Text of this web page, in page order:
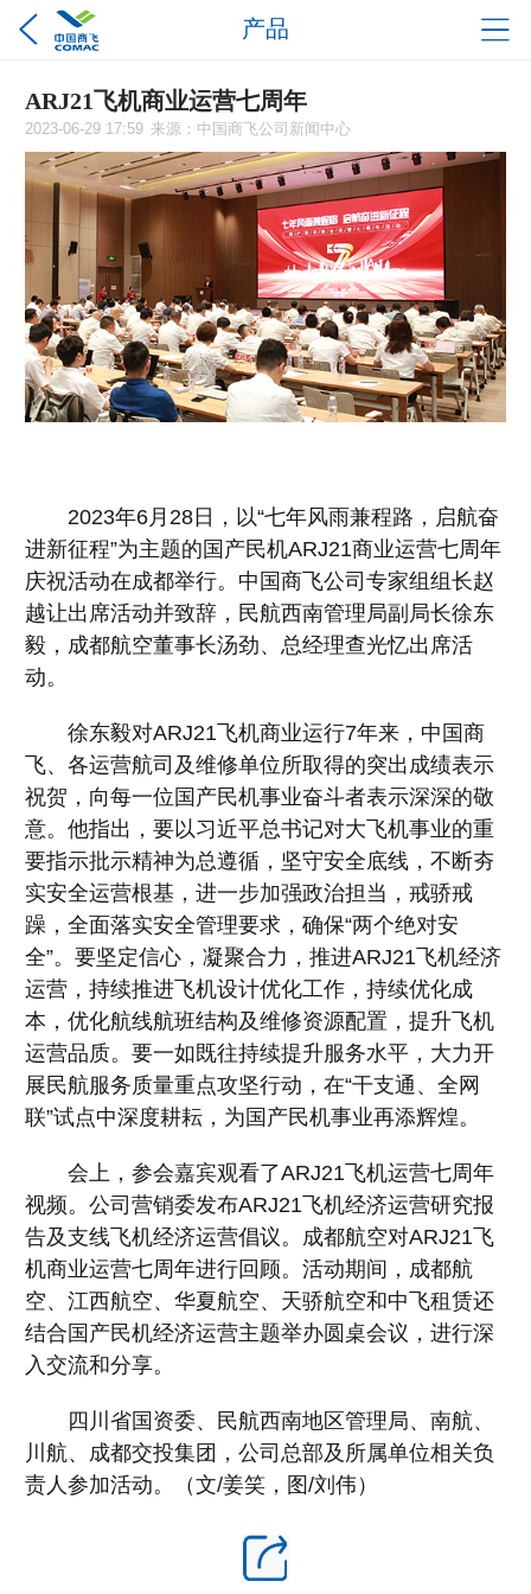
产品
ARJ21飞机商业运营七周年
2023-06-29 17:59 来源：中国商飞公司新闻中心
2023年6月28日，以“七年风雨兼程路，启航奋
进新征程”为主题的国产民机ARJ21商业运营七周年
庆祝活动在成都举行。中国商飞公司专家组组长赵
越让出席活动并致辞，民航西南管理局副局长徐东
毅，成都航空董事长汤劲、总经理查光忆出席活
动。
徐东毅对ARJ21飞机商业运行7年来，中国商
飞、各运营航司及维修单位所取得的突出成绩表示
祝贺，向每一位国产民机事业奋斗者表示深深的敬
意。他指出，要以习近平总书记对大飞机事业的重
要指示批示精神为总遵循，坚守安全底线，不断夯
实安全运营根基，进一步加强政治担当，戒骄戒
躁，全面落实安全管理要求，确保“两个绝对安
全”。要坚定信心，凝聚合力，推进ARJ21飞机经济
运营，持续推进飞机设计优化工作，持续优化成
本，优化航线航班结构及维修资源配置，提升飞机
运营品质。要一如既往持续提升服务水平，大力开
展民航服务质量重点攻坚行动，在“干支通、全网
联”试点中深度耕耘，为国产民机事业再添辉煌。
会上，参会嘉宾观看了ARJ21飞机运营七周年
视频。公司营销委发布ARJ21飞机经济运营研究报
告及支线飞机经济运营倡议。成都航空对ARJ21飞
机商业运营七周年进行回顾。活动期间，成都航
空、江西航空、华夏航空、天骄航空和中飞租赁还
结合国产民机经济运营主题举办圆桌会议，进行深
入交流和分享。
四川省国资委、民航西南地区管理局、南航、
川航、成都交投集团，公司总部及所属单位相关负
责人参加活动。（文/姜笑，图/刘伟）